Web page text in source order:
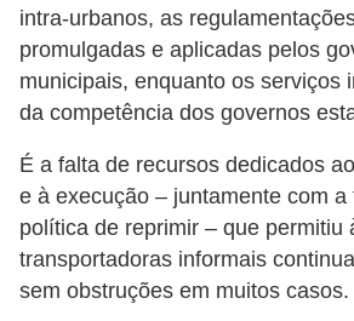
intra-urbanos, as
promulgadas e aplicadas pelos
municipais, enquanto os serviços
da competência dos governos
É a falta de recursos dedicados
e à execução – juntamente com
política de reprimir – que permitiu
transportadoras informais
sem obstruções em muitos casos.